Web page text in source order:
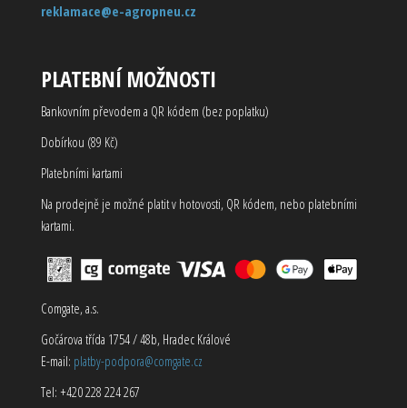
reklamace@e-agropneu.cz
PLATEBNÍ MOŽNOSTI
Bankovním převodem a QR kódem (bez poplatku)
Dobírkou (89 Kč)
Platebními kartami
Na prodejně je možné platit v hotovosti, QR kódem, nebo platebními
kartami.
Comgate, a.s.
Gočárova třída 1754 / 48b, Hradec Králové
E-mail: platby-podpora@comgate.cz
Tel: +420 228 224 267